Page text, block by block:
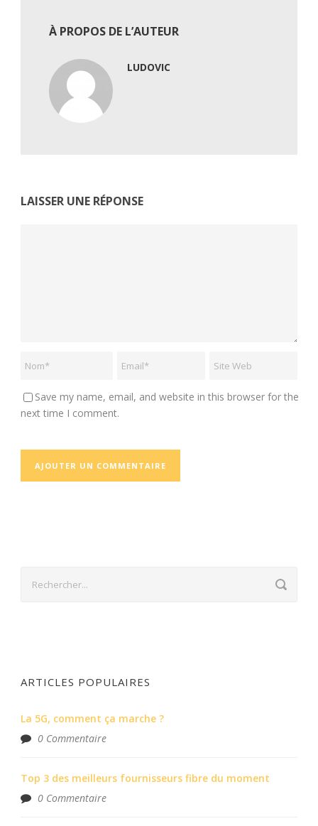
À PROPOS DE L’AUTEUR
LUDOVIC
LAISSER UNE RÉPONSE
Save my name, email, and website in this browser for the
next time I comment.
ARTICLES POPULAIRES
La 5G, comment ça marche ?
0 Commentaire
Top 3 des meilleurs fournisseurs fibre du moment
0 Commentaire